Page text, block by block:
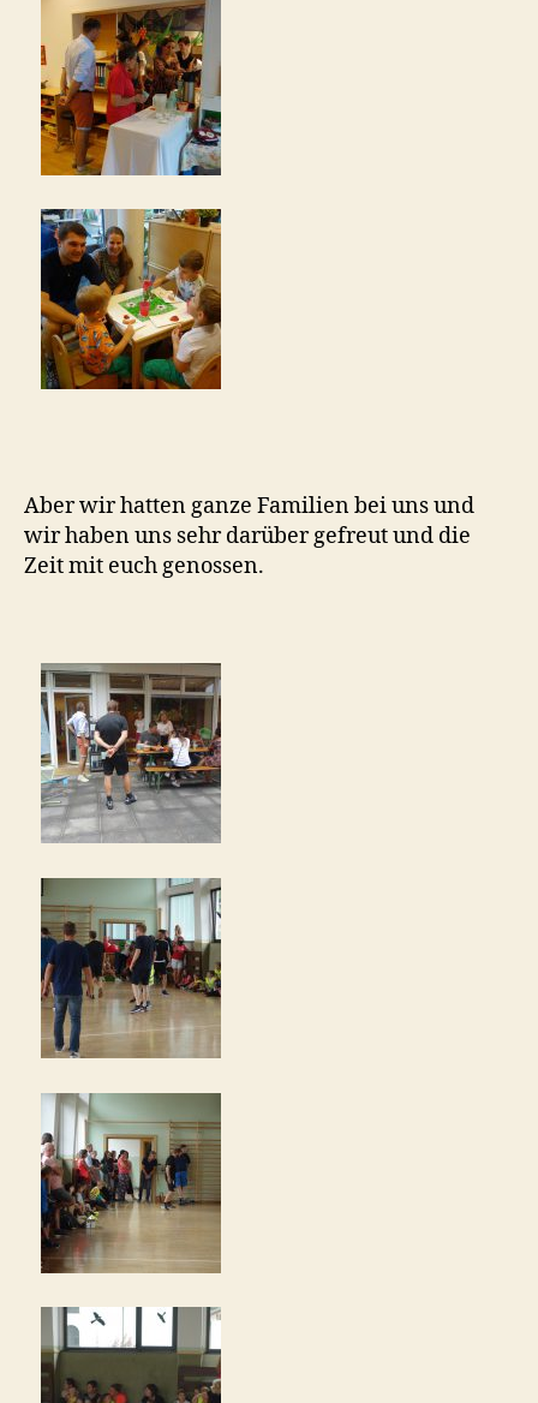
Aber wir hatten ganze Familien bei uns und
wir haben uns sehr darüber gefreut und die
Zeit mit euch genossen.